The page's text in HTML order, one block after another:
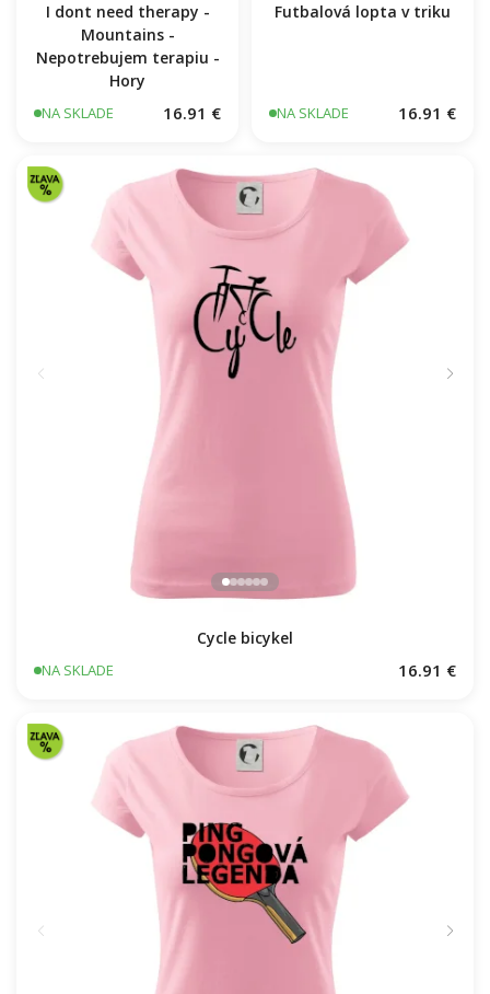
I dont need therapy -
Mountains -
Nepotrebujem terapiu -
Hory
NA SKLADE 16.91 €
Futbalová lopta v triku
NA SKLADE 16.91 €
Cycle bicykel
NA SKLADE 16.91 €